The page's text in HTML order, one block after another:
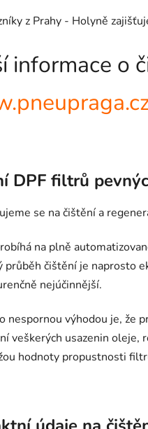
z Prahy - Holyně
informace o
DPF filtrů
se na čištění a
na plně
průběh čištění je naprosto
nejúčinnější.
nespornou výhodou je, že
veškerých usazenin oleje,
hodnoty propustnosti